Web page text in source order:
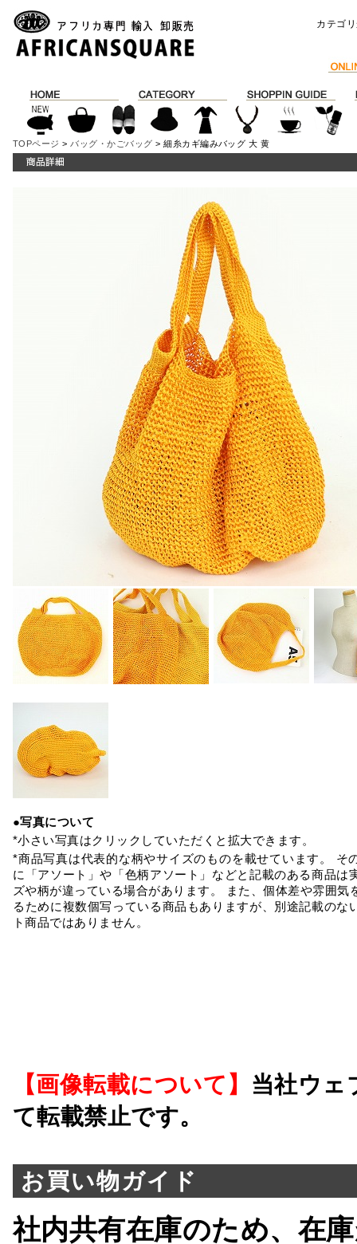
カテゴ
TOPページ > バッグ・かごバッグ > 細糸カギ編みバッグ 大 黄
●写真について
*小さい写真はクリックしていただくと拡大できます。
*商品写真は代表的な柄やサイズのものを載せています。 そ
に「アソート」や「色柄アソート」などと記載のある商品は
ズや柄が違っている場合があります。 また、個体差や雰囲気
るために複数個写っている商品もありますが、別途記載のな
ト商品ではありません。
【画像転載について】 当社ウェ
て転載禁止です。
お買い物ガイド
社内共有在庫のため、在